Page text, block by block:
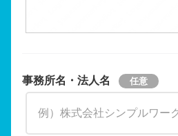
事務所名・法人名